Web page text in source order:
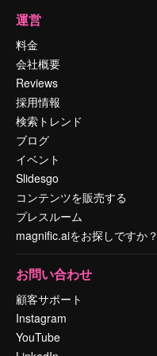
運営
料金
会社概要
Reviews
採用情報
検索トレンド
ブログ
イベント
Slidesgo
コンテンツを販売する
プレスルーム
magnific.aiをお探しですか？
お問い合わせ
顧客サポート
Instagram
YouTube